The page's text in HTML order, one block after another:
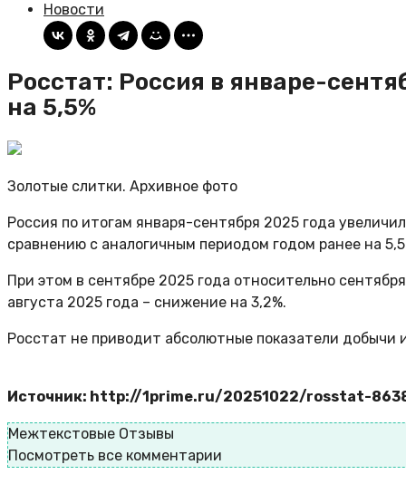
Новости
Росстат: Россия в январе-
на 5,5%
Золотые слитки. Архивное фото
Россия по итогам января-сентября 2025 года
сравнению с аналогичным периодом годом ранее на
При этом в сентябре 2025 года относительно
августа 2025 года – снижение на 3,2%.
Росстат не приводит абсолютные показатели добычи
Источник: http://1prime.ru/20251022/rosstat-
Межтекстовые Отзывы
Посмотреть все комментарии